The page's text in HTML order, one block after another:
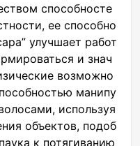
способносте
ее способно
улучшает работ
и знач
возможно
манипу
используя
объектов, подоб
к потягиванию